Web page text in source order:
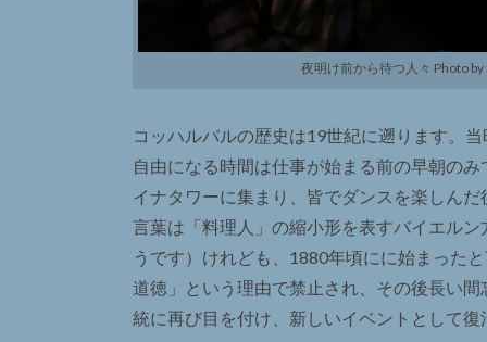
夜明け前から待つ人々 Photo
コッハルバルの歴史は19世紀に遡ります。
自由になる時間は仕事が始まる前の早朝の
イナタワーに集まり、皆でダンスを楽しん
言葉は「料理人」の縮小形を表すバイエル
うです）けれども、1880年頃にに始まった
道徳」という理由で禁止され、その後長い
統に再び目を付け、新しいイベントとして